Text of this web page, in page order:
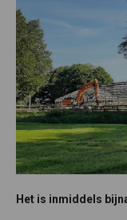
Het is inmiddels